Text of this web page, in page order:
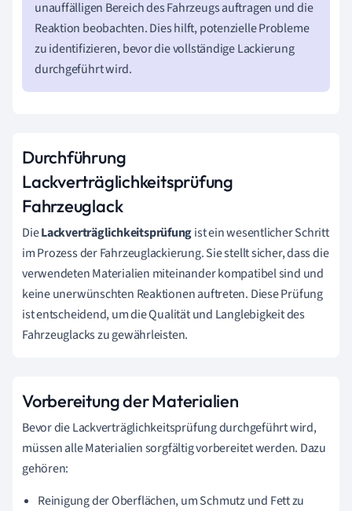
unauffälligen Bereich des Fahrzeugs auftragen und die
Reaktion beobachten. Dies hilft, potenzielle Probleme
zu identifizieren, bevor die vollständige Lackierung
durchgeführt wird.
Durchführung
Lackverträglichkeitsprüfung
Fahrzeuglack
DieLackverträglichkeitsprüfungist ein wesentlicher Schritt
im Prozess der Fahrzeuglackierung. Sie stellt sicher, dass die
verwendeten Materialien miteinander kompatibel sind und
keine unerwünschten Reaktionen auftreten. Diese Prüfung
ist entscheidend, um die Qualität und Langlebigkeit des
Fahrzeuglacks zu gewährleisten.
Vorbereitung der Materialien
Bevor die Lackverträglichkeitsprüfung durchgeführt wird,
müssen alle Materialien sorgfältig vorbereitet werden. Dazu
gehören:
Reinigung der Oberflächen, um Schmutz und Fett zu